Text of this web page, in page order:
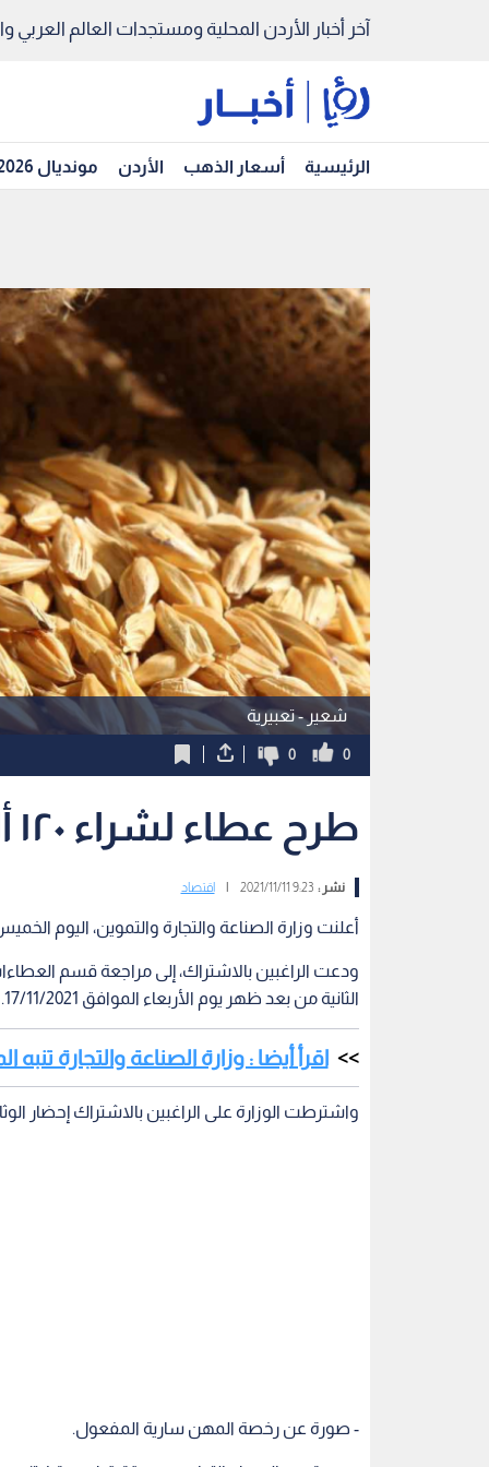
آخر أخبار الأردن المحلية ومستجدات العالم العربي
الرئيسية أسعار الذهب الأردن مونديال 2026
شعير - تعبيرية
0
0
طرح عطاء لشراء ١٢٠ ألف طن من الشعير
نشر :9:23 2021/11/11 اقتصاد
أعلنت وزارة الصناعة والتجارة والتموين، اليوم الخميس، عن طرح
ودعت الراغبين بالاشتراك، إلى مراجعة قسم
الثانية من بعد ظهر يوم الأربعاء الموافق 17/11/2021.
اقرأ أيضا : وزارة الصناعة والتجارة
واشترطت الوزارة على الراغبين بالاشتراك إحضار
- صورة عن رخصة المهن سارية المفعول.